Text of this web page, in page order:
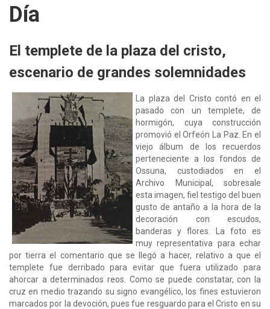
Día
El templete de la plaza del cristo,
escenario de grandes solemnidades
La plaza del Cristo contó en el
pasado con un templete, de
hormigón, cuya construcción
promovió el Orfeón La Paz. En el
viejo álbum de los recuerdos
perteneciente a los fondos de
Ossuna, custodiados en el
Archivo Municipal, sobresale
esta imagen, fiel testigo del buen
gusto de antaño a la hora de la
decoración con escudos,
banderas y flores. La foto es
muy representativa para echar
por tierra el comentario que se llegó a hacer, relativo a que el
templete fue derribado para evitar que fuera utilizado para
ahorcar a determinados reos. Como se puede constatar, con la
cruz en medio trazando su signo evangélico, los fines estuvieron
marcados por la devoción, pues fue resguardo para el Cristo en su